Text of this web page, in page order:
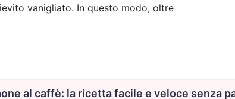
vanigliato. In questo modo, oltre
al caffè: la ricetta facile e veloce senza